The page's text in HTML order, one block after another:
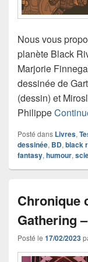
Nous vous
planète Black
Marjorie
dessinée de
(dessin) et
Philippe
Posté dans Livres,
dessinée, BD, black
fantasy, humour,
Chronique
Gathering
Posté le 17/02/2023